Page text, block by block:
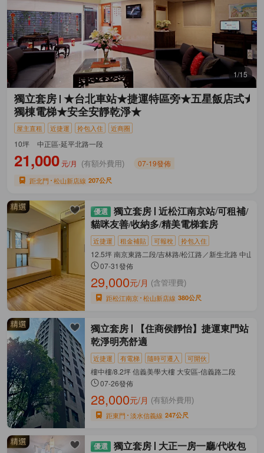
1/15
獨立套房 ★台北車站★捷運特區旁★五星飯店式★
獨棟電梯★安全安靜乾淨★
屋主直租 近捷運 拎包入住 近商圈
10坪 中正區-延平北路一段
21,000 元/月 (有額外費用) 07-19發佈
距北門 松山新店線 207公尺
獨立套房
近松江南京站/可租補/
貓咪友善/收納多/精美電梯套房
近捷運 租金補貼 可報稅 拎包入住
12.5坪 南京東路二段/吉林路/松江路／新生北路 中山區
07-31發佈
29,000元/月 (含管理費)
距松江南京 松山新店線 380公尺
獨立套房
【住商侯靜怡】捷運東門站
乾淨明亮舒適
近捷運 有電梯 隨時可遷入 可開伙
樓中樓/8.2坪 信義美學大樓 大安區-信義路二段
07-26發佈
28,000元/月 (有額外費用)
距東門 淡水信義線 247公尺
獨立套房
大正一房一廳/代收包